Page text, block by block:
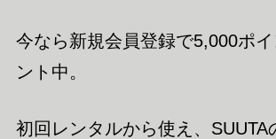
今なら新規会員登録で5,000ポ
ント中。
初回レンタルから使え、SUUTA